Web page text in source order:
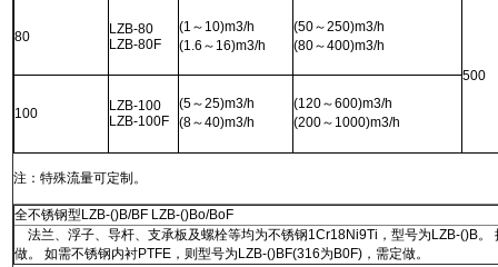
80
LZB-80
LZB-80F
(1 ～ 10)m3/h
(1.6 ～ 16)m3/h
(50～250)m3/h
(80～400)m3/h
500
100
LZB-100
LZB-100F
(5～25)m3/h
(8～40)m3/h
(120～600)m3/h
(200～ 1000)m3/h
注：特殊流量可定制。
全不锈钢型LZB-()B/BF LZB-()Bo/BoF
法兰、浮子、导杆、支承板及螺栓等均为不锈钢1Cr18Ni9Ti ，型号为LZB-()B。
做。 如需不锈钢内衬PTFE ，则型号为LZB-()BF(316为B0F) ，需定做。